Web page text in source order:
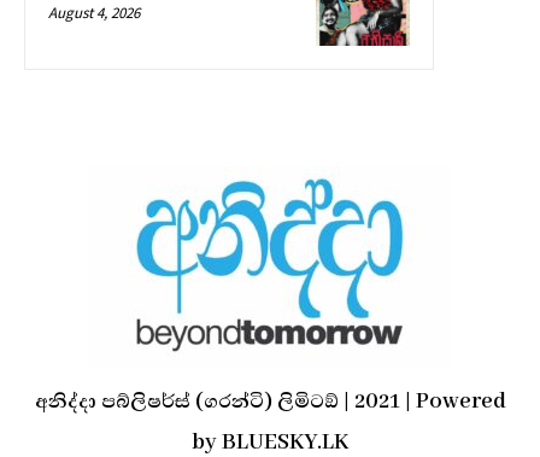
August 4, 2026
අනිද්දා පබ්ලිෂර්ස් (ගරන්ටි) ලිමිටඞ් | 2021 | Powered
by BLUESKY.LK